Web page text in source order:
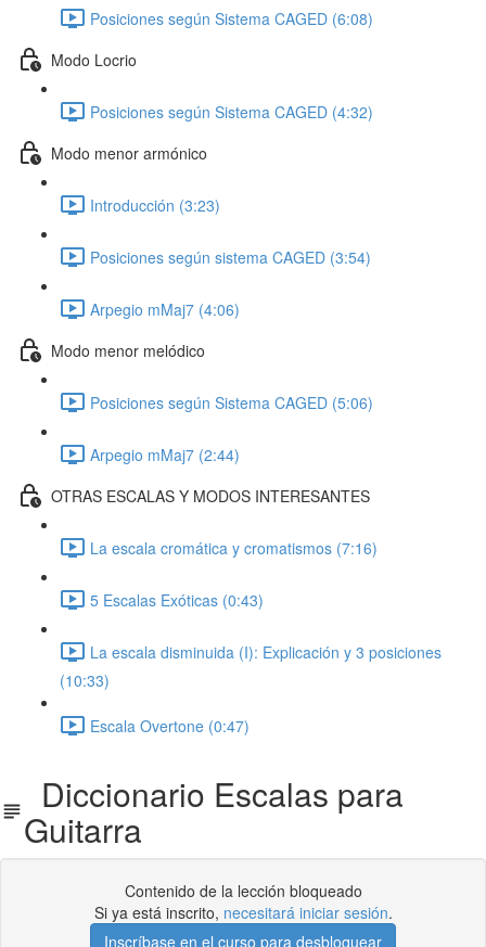
Posiciones según Sistema CAGED (6:08)
Modo Locrio
Posiciones según Sistema CAGED (4:32)
Modo menor armónico
Introducción (3:23)
Posiciones según sistema CAGED (3:54)
Arpegio mMaj7 (4:06)
Modo menor melódico
Posiciones según Sistema CAGED (5:06)
Arpegio mMaj7 (2:44)
OTRAS ESCALAS Y MODOS INTERESANTES
La escala cromática y cromatismos (7:16)
5 Escalas Exóticas (0:43)
La escala disminuida (I): Explicación y 3 posiciones
(10:33)
Escala Overtone (0:47)
Diccionario Escalas para
Guitarra
Contenido de la lección bloqueado
Si ya está inscrito, necesitará iniciar sesión.
Inscríbase en el curso para desbloquear